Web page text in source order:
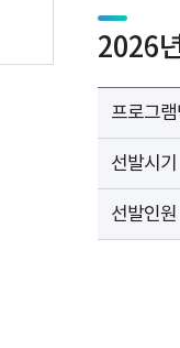
2026
프로그
선발시기
선발인원